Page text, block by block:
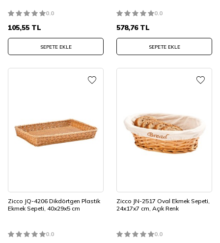
0.0
105,55 TL
SEPETE EKLE
0.0
578,76TL
SEPETE EKLE
Zicco JQ-4206 Dikdörtgen Plastik
Ekmek Sepeti, 40x29x5 cm
0.0
Zicco JN-2517 Oval Ekmek Sepeti,
24x17x7 cm, Açık Renk
0.0